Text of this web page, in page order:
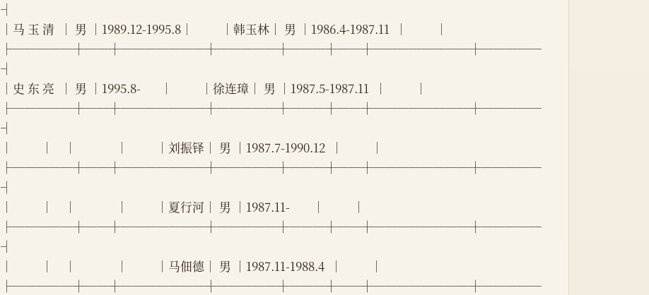
┤
│马 玉 清  │ 男 │1989.12-1995.8│          │韩玉林│ 男 │1986.4-1987.11  │          │
├─────┼──┼───────┼─────┼───┼──┼────────┼─────
┤
│史 东 亮  │ 男 │1995.8-       │          │徐连璋│ 男 │1987.5-1987.11  │          │
├─────┼──┼───────┼─────┼───┼──┼────────┼─────
┤
│          │    │              │          │刘振铎│ 男 │1987.7-1990.12  │          │
├─────┼──┼───────┼─────┼───┼──┼────────┼─────
┤
│          │    │              │          │夏行河│ 男 │1987.11-        │          │
├─────┼──┼───────┼─────┼───┼──┼────────┼─────
┤
│          │    │              │          │马佃德│ 男 │1987.11-1988.4  │          │
├─────┼──┼───────┼─────┼───┼──┼────────┼─────